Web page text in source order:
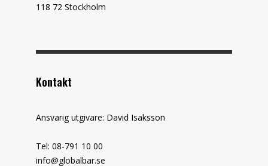
118 72 Stockholm
Kontakt
Ansvarig utgivare: David Isaksson
Tel: 08-791 10 00
info@globalbar.se